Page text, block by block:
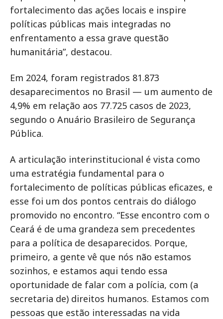
fortalecimento das ações locais e inspire
políticas públicas mais integradas no
enfrentamento a essa grave questão
humanitária”, destacou.
Em 2024, foram registrados 81.873
desaparecimentos no Brasil — um aumento de
4,9% em relação aos 77.725 casos de 2023,
segundo o Anuário Brasileiro de Segurança
Pública.
A articulação interinstitucional é vista como
uma estratégia fundamental para o
fortalecimento de políticas públicas eficazes, e
esse foi um dos pontos centrais do diálogo
promovido no encontro. “Esse encontro com o
Ceará é de uma grandeza sem precedentes
para a política de desaparecidos. Porque,
primeiro, a gente vê que nós não estamos
sozinhos, e estamos aqui tendo essa
oportunidade de falar com a polícia, com (a
secretaria de) direitos humanos. Estamos com
pessoas que estão interessadas na vida